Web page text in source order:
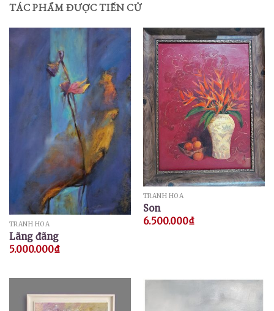
TÁC PHẨM ĐƯỢC TIẾN CỬ
TRANH HOA
Lãng đãng
5.000.000₫
TRANH HOA
Son
6.500.000₫